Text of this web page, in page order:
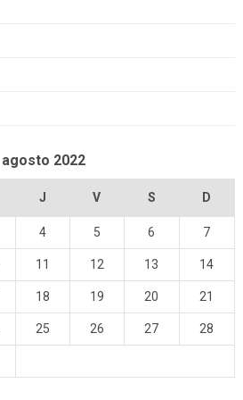
agosto 2022
J V S D
4 5 6 7
11 12 13 14
18 19 20 21
25 26 27 28